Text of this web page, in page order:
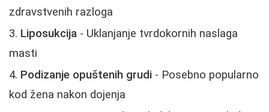
zdravstvenih razloga
Liposukcija - Uklanjanje tvrdokornih naslaga
masti
Podizanje opuštenih grudi - Posebno popularno
kod žena nakon dojenja